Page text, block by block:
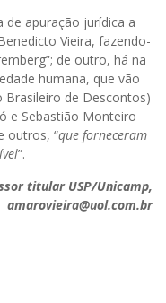
de apuração jurídica a
Vieira, fazendo-
de outro, há na
humana, que vão
Brasileiro de Descontos)
e Sebastião Monteiro
outros, “que forneceram
”.
titular USP/Unicamp,
amarovieira@uol.com.br